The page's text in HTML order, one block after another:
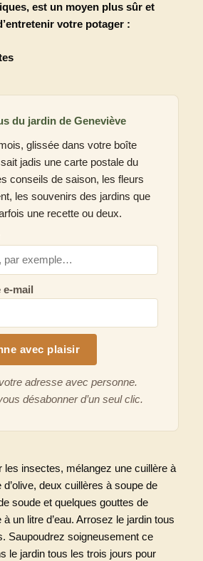
est un moyen plus sûr et
votre potager :
du jardin de Geneviève
glissée dans votre boîte
jadis une carte postale du
conseils de saison, les fleurs
les souvenirs des jardins que
une recette ou deux.
e-mail
adresse avec personne.
désabonner d’un seul clic.
les insectes, mélangez une cuillère à
d’olive, deux cuillères à soupe de
soude et quelques gouttes de
un litre d’eau. Arrosez le jardin tous
Saupoudrez soigneusement ce
le jardin tous les trois jours pour